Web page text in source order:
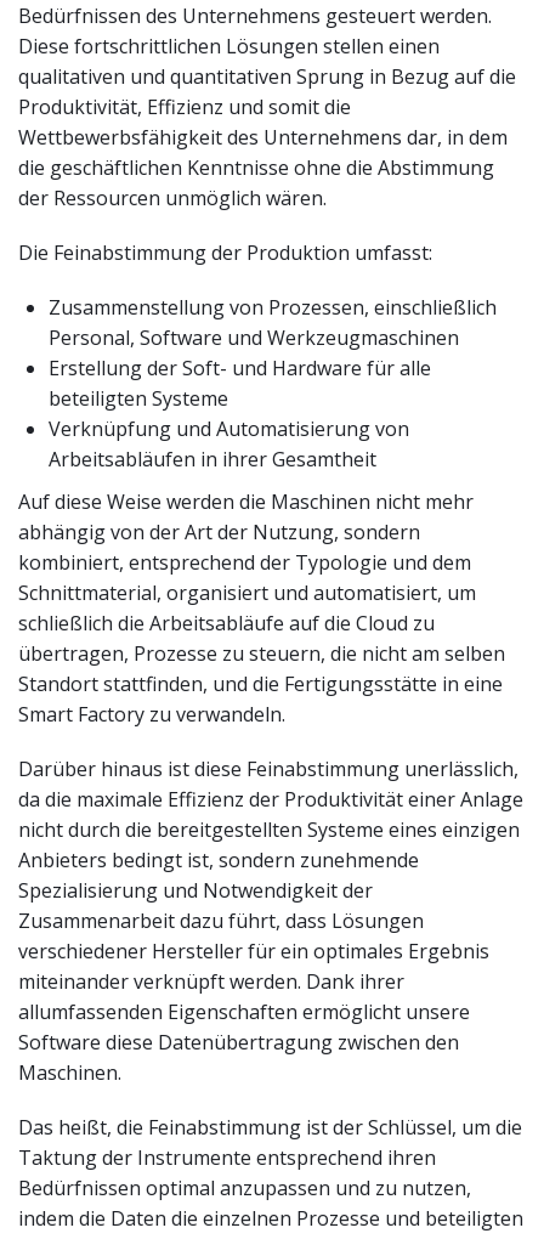
Bedürfnissen des Unternehmens gesteuert werden.
Diese fortschrittlichen Lösungen stellen einen
qualitativen und quantitativen Sprung in Bezug auf die
Produktivität, Effizienz und somit die
Wettbewerbsfähigkeit des Unternehmens dar, in dem
die geschäftlichen Kenntnisse ohne die Abstimmung
der Ressourcen unmöglich wären.
Die Feinabstimmung der Produktion umfasst:
Zusammenstellung von Prozessen, einschließlich
Personal, Software und Werkzeugmaschinen
Erstellung der Soft- und Hardware für alle
beteiligten Systeme
Verknüpfung und Automatisierung von
Arbeitsabläufen in ihrer Gesamtheit
Auf diese Weise werden die Maschinen nicht mehr
abhängig von der Art der Nutzung, sondern
kombiniert, entsprechend der Typologie und dem
Schnittmaterial, organisiert und automatisiert, um
schließlich die Arbeitsabläufe auf die Cloud zu
übertragen, Prozesse zu steuern, die nicht am selben
Standort stattfinden, und die Fertigungsstätte in eine
Smart Factory zu verwandeln.
Darüber hinaus ist diese Feinabstimmung unerlässlich,
da die maximale Effizienz der Produktivität einer Anlage
nicht durch die bereitgestellten Systeme eines einzigen
Anbieters bedingt ist, sondern zunehmende
Spezialisierung und Notwendigkeit der
Zusammenarbeit dazu führt, dass Lösungen
verschiedener Hersteller für ein optimales Ergebnis
miteinander verknüpft werden. Dank ihrer
allumfassenden Eigenschaften ermöglicht unsere
Software diese Datenübertragung zwischen den
Maschinen.
Das heißt, die Feinabstimmung ist der Schlüssel, um die
Taktung der Instrumente entsprechend ihren
Bedürfnissen optimal anzupassen und zu nutzen,
indem die Daten die einzelnen Prozesse und beteiligten